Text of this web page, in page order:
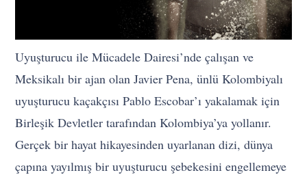
Uyuşturucu ile Mücadele Dairesi’nde çalışan ve
Meksikalı bir ajan olan Javier Pena, ünlü Kolombiyalı
uyuşturucu kaçakçısı Pablo Escobar’ı yakalamak için
Birleşik Devletler tarafından Kolombiya’ya yollanır.
Gerçek bir hayat hikayesinden uyarlanan dizi, dünya
çapına yayılmış bir uyuşturucu şebekesini engellemeye